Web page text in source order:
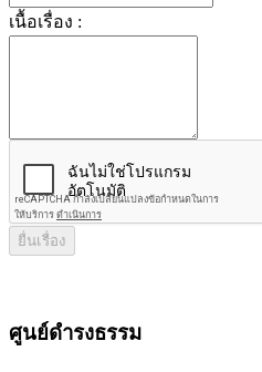
เนื้อเรื่อง :
ยื่นเรื่อง
ศูนย์ดํารงธรรม